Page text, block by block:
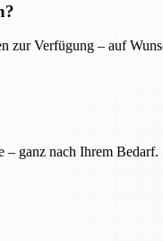
zur Verfügung – auf
– ganz nach Ihrem Bedarf.